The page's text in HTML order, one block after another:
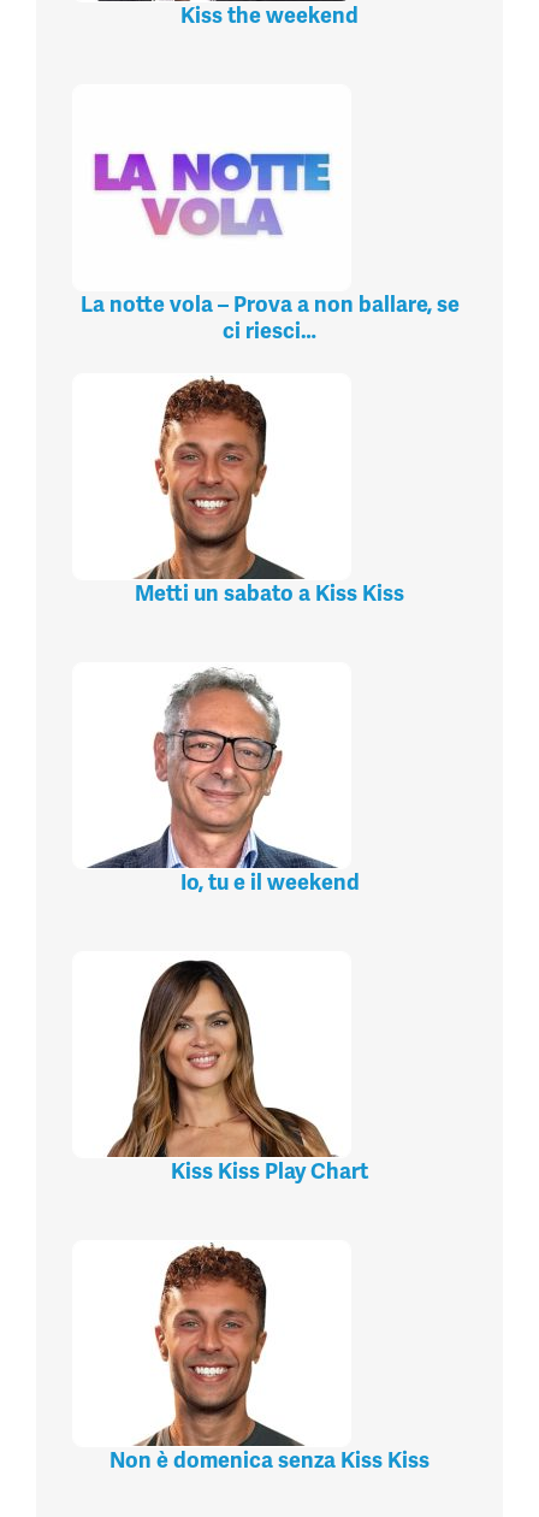
Kiss the weekend
La notte vola – Prova a non ballare, se
ci riesci…
Metti un sabato a Kiss Kiss
Io, tu e il weekend
Kiss Kiss Play Chart
Non è domenica senza Kiss Kiss